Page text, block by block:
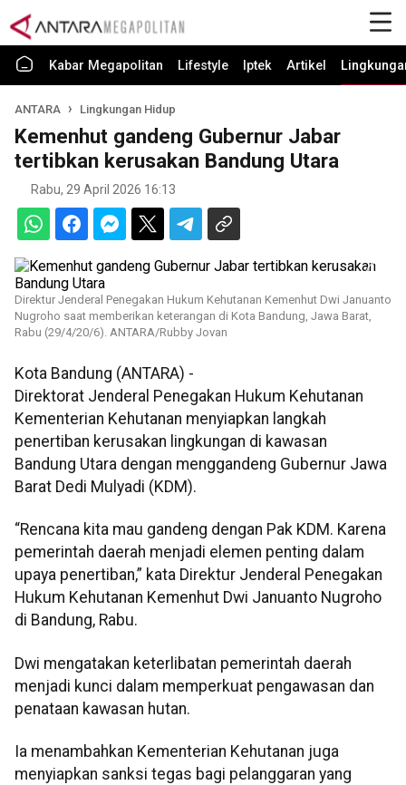
Kabar Megapolitan Lifestyle Iptek Artikel
ANTARA Lingkungan Hidup
Kemenhut gandeng Gubernur Jabar
tertibkan kerusakan Bandung Utara
Rabu, 29 April 2026 16:13
Direktur Jenderal Penegakan Hukum Kehutanan Kemenhut Dwi Januanto
Nugroho saat memberikan keterangan di Kota Bandung, Jawa Barat,
Rabu (29/4/20/6). ANTARA/Rubby Jovan
Kota Bandung (ANTARA) -
Direktorat Jenderal Penegakan Hukum Kehutanan
Kementerian Kehutanan menyiapkan langkah
penertiban kerusakan lingkungan di kawasan
Bandung Utara dengan menggandeng Gubernur Jawa
Barat Dedi Mulyadi (KDM).
“Rencana kita mau gandeng dengan Pak KDM. Karena
pemerintah daerah menjadi elemen penting dalam
upaya penertiban,” kata Direktur Jenderal Penegakan
Hukum Kehutanan Kemenhut Dwi Januanto Nugroho
di Bandung, Rabu.
Dwi mengatakan keterlibatan pemerintah daerah
menjadi kunci dalam memperkuat pengawasan dan
penataan kawasan hutan.
Ia menambahkan Kementerian Kehutanan juga
menyiapkan sanksi tegas bagi pelanggaran yang